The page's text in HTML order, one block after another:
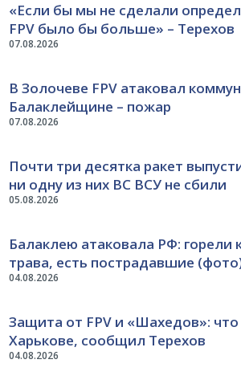
07.08.2026
«Если бы мы не сделали
FPV было бы больше» – Терехов
07.08.2026
В Золочеве FPV атаковал
Балаклейщине – пожар
05.08.2026
Почти три десятка ракет
ни одну из них ВС ВСУ не сбили
04.08.2026
Балаклею атаковала РФ: горели
трава, есть пострадавшие
04.08.2026
Защита от FPV и «Шахедов»:
Харькове, сообщил Терехов